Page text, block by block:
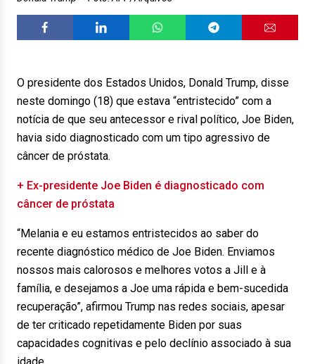
O presidente dos Estados Unidos, Donald Trump, disse
neste domingo (18) que estava “entristecido” com a
notícia de que seu antecessor e rival político, Joe Biden,
havia sido diagnosticado com um tipo agressivo de
câncer de próstata.
+ Ex-presidente Joe Biden é diagnosticado com
câncer de próstata
“Melania e eu estamos entristecidos ao saber do
recente diagnóstico médico de Joe Biden. Enviamos
nossos mais calorosos e melhores votos a Jill e à
família, e desejamos a Joe uma rápida e bem-sucedida
recuperação”, afirmou Trump nas redes sociais, apesar
de ter criticado repetidamente Biden por suas
capacidades cognitivas e pelo declínio associado à sua